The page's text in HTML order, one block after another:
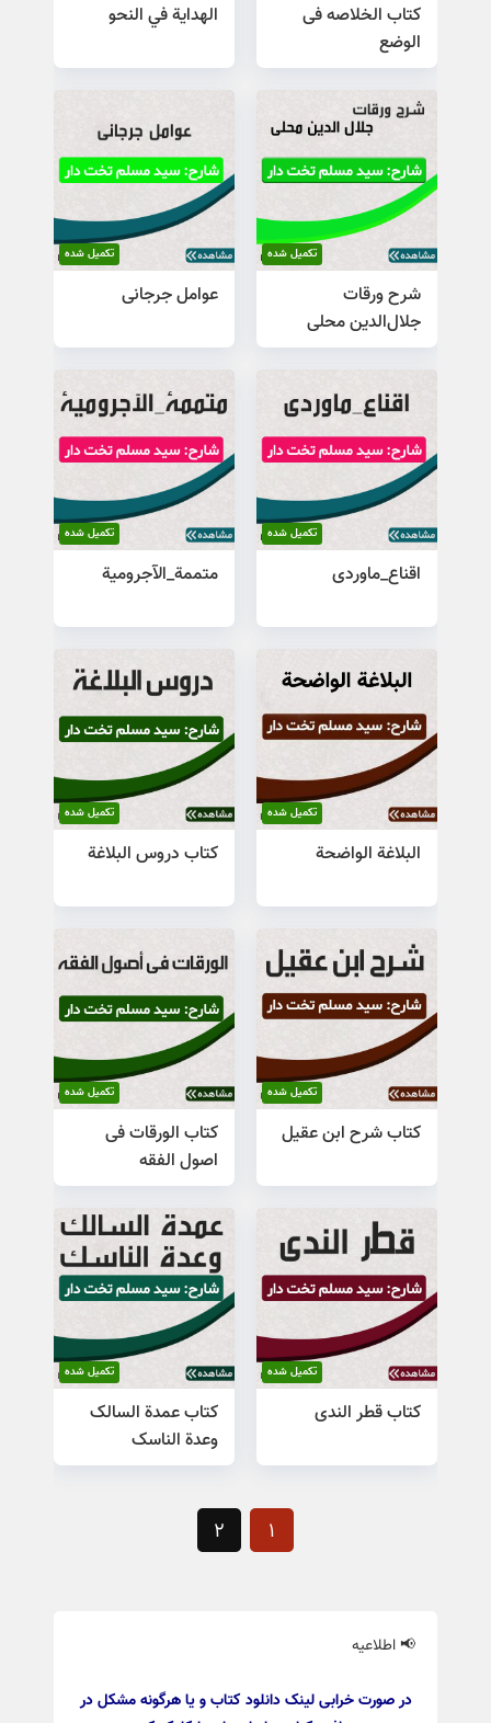
کتاب الخلاصه فی
الوضع
الهدایة في النحو
شرح ورقات
جلال‌الدین محلی
تکمیل شده
عوامل جرجانی
تکمیل شده
اقناع_ماوردی
تکمیل شده
متممة_الآجرومیة
تکمیل شده
البلاغة الواضحة
تکمیل شده
کتاب دروس البلاغة
تکمیل شده
کتاب شرح ابن عقیل
تکمیل شده
کتاب الورقات فی
اصول الفقه
تکمیل شده
کتاب قطر الندی
تکمیل شده
کتاب عمدة السالک
وعدة الناسک
تکمیل شده
1
2
📢 اطلاعیه
در صورت خرابی لینک دانلود کتاب و یا هرگونه مشکل در